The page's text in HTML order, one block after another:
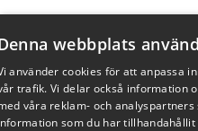
webbplats
använder cookies för att anpassa
trafik. Vi delar också information
våra reklam- och
som du har